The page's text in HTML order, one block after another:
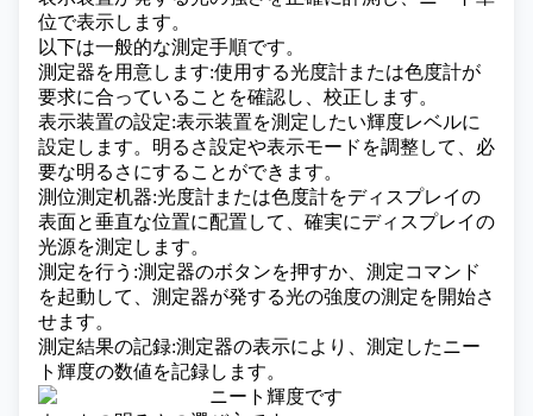
位で表示します。
以下は一般的な測定手順です。
測定器を用意します:使用する光度計または色度計が
要求に合っていることを確認し、校正します。
表示装置の設定:表示装置を測定したい輝度レベルに
設定します。明るさ設定や表示モードを調整して、必
要な明るさにすることができます。
測位測定机器:光度計または色度計をディスプレイの
表面と垂直な位置に配置して、確実にディスプレイの
光源を測定します。
測定を行う:測定器のボタンを押すか、測定コマンド
を起動して、測定器が発する光の強度の測定を開始さ
せます。
測定結果の記録:測定器の表示により、測定したニー
ト輝度の数値を記録します。